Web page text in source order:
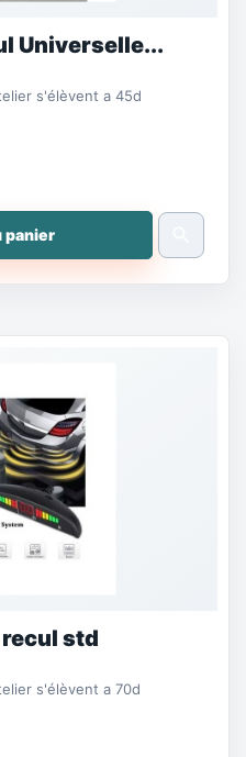
Universelle...
s'élèvent a 45d
panier
recul std
s'élèvent a 70d